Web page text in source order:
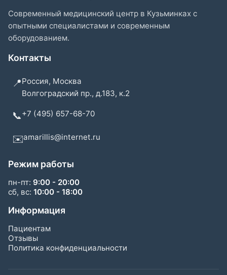
Современный медицинский центр в Кузьминках с
опытными специалистами и современным
оборудованием.
Контакты
📍Россия, Москва
Волгоградский пр., д.183, к.2
📞+7 (495) 657-68-70
✉️amarillis@internet.ru
Режим работы
пн-пт: 9:00 - 20:00
сб, вс: 10:00 - 18:00
Информация
Пациентам
Отзывы
Политика конфиденциальности